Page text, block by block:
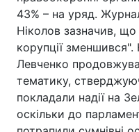
43% – на уряд.
Ніколов зазначив, що
корупції
Левченко
тематику,
покладали надії на
оскільки до